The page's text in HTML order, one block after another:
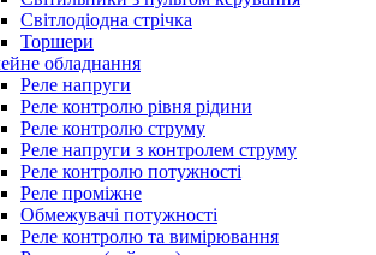
Світлодіодна стрічка
Торшери
обладнання
Реле напруги
Реле контролю рівня рідини
Реле контролю струму
Реле напруги з контролем струму
Реле контролю потужності
Реле проміжне
Обмежувачі потужності
Реле контролю та вимірювання